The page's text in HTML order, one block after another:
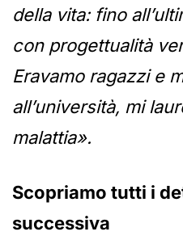
della vita: fino
con progettualità
Eravamo ragazzi e
all’università, mi
malattia».
Scopriamo tutti i
successiva